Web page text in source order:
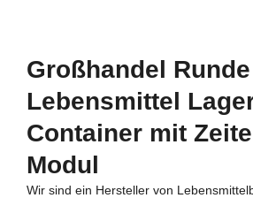
Großhandel Runde
Lebensmittel
Container mit
Modul
Wir sind ein Hersteller von